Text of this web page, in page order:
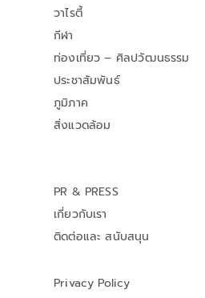
วาไรตี้
กีฬา
ท่องเที่ยว – ศิลปวัฒนธรรม
ประชาสัมพันธ์
ภูมิภาค
สิ่งแวดล้อม
PR & PRESS
เกี่ยวกับเรา
ติดต่อและ สนับสนุน
Privacy Policy